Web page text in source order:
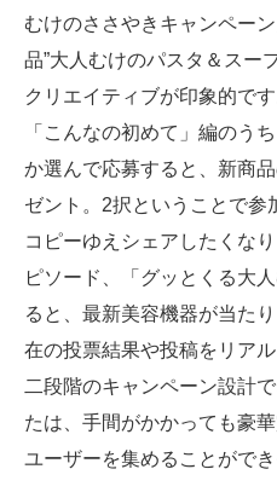
むけのささやきキャンペー
品”大人むけのパスタ＆スー
クリエイティブが印象的で
「こんなの初めて」編のう
か選んで応募すると、新商
ゼント。2択ということで参
コピーゆえシェアしたくな
ピソード、「グッとくる大
ると、最新美容機器が当た
在の投票結果や投稿をリア
二段階のキャンペーン設計
たは、手間がかかっても豪
ユーザーを集めることができ